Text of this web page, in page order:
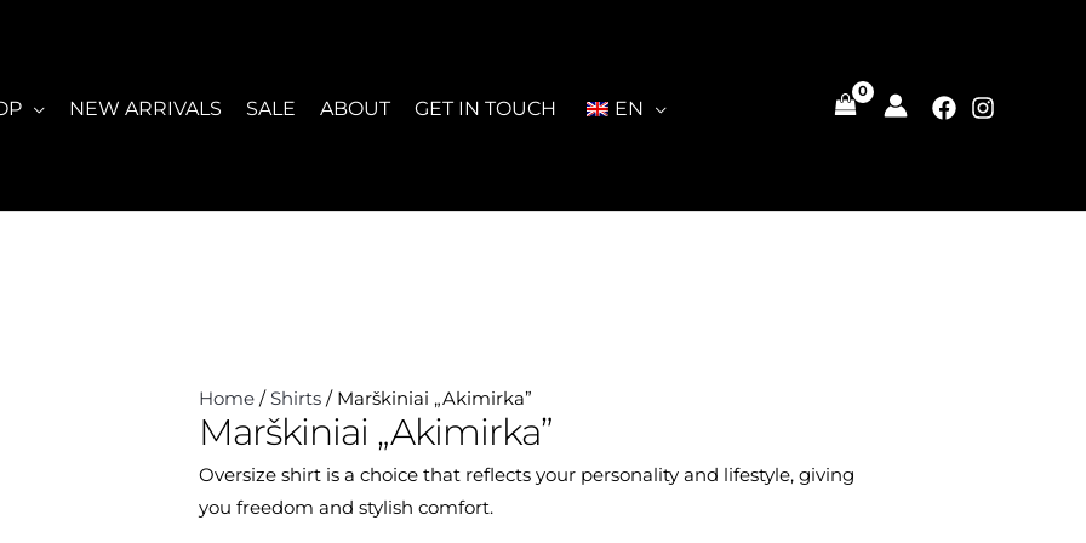
NEW ARRIVALS SALE ABOUT GET IN TOUCH EN
Home /Shirts / Marškiniai „Akimirka”
Marškiniai „Akimirka”
Oversize shirt is a choice that reflects your personality and lifestyle, giving
you freedom and stylish comfort.